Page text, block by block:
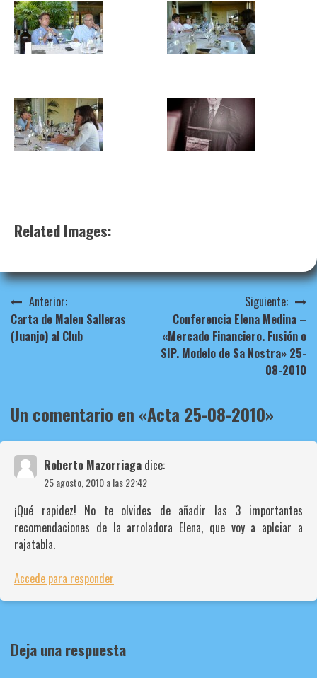
Related Images:
Navegación
de
Anterior:
Carta de Malen Salleras
(Juanjo) al Club
Siguiente:
Conferencia Elena Medina –
«Mercado Financiero. Fusión o
SIP. Modelo de Sa Nostra» 25-
08-2010
Un comentario en «Acta 25-08-2010»
Roberto Mazorriaga dice:
25 agosto, 2010 a las 22:42
¡Qué rapidez! No te olvides de añadir las 3 importantes
recomendaciones de la arroladora Elena, que voy a aplciar a
rajatabla.
Accede para responder
Deja una respuesta